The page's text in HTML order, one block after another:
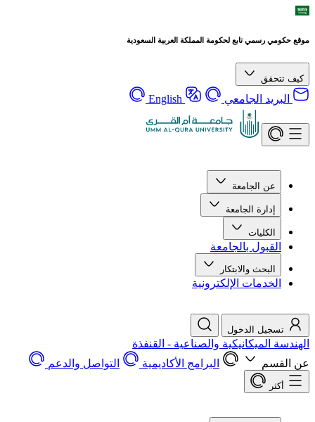
موقع حكومي رسمي تابع لحكومة المملكة العربية السعودية
كيف تتحقق
البريد الجامعي English
عن الجامعة
إدارة الجامعة
الكليات
القبول بالجامعة
البحث والابتكار
الخدمات الإلكترونية
تسجيل الدخول
الهندسة الميكانيكية والصناعية - القنفذة
عن القسم
البرامج الأكاديمية التواصل والدعم
أكثر